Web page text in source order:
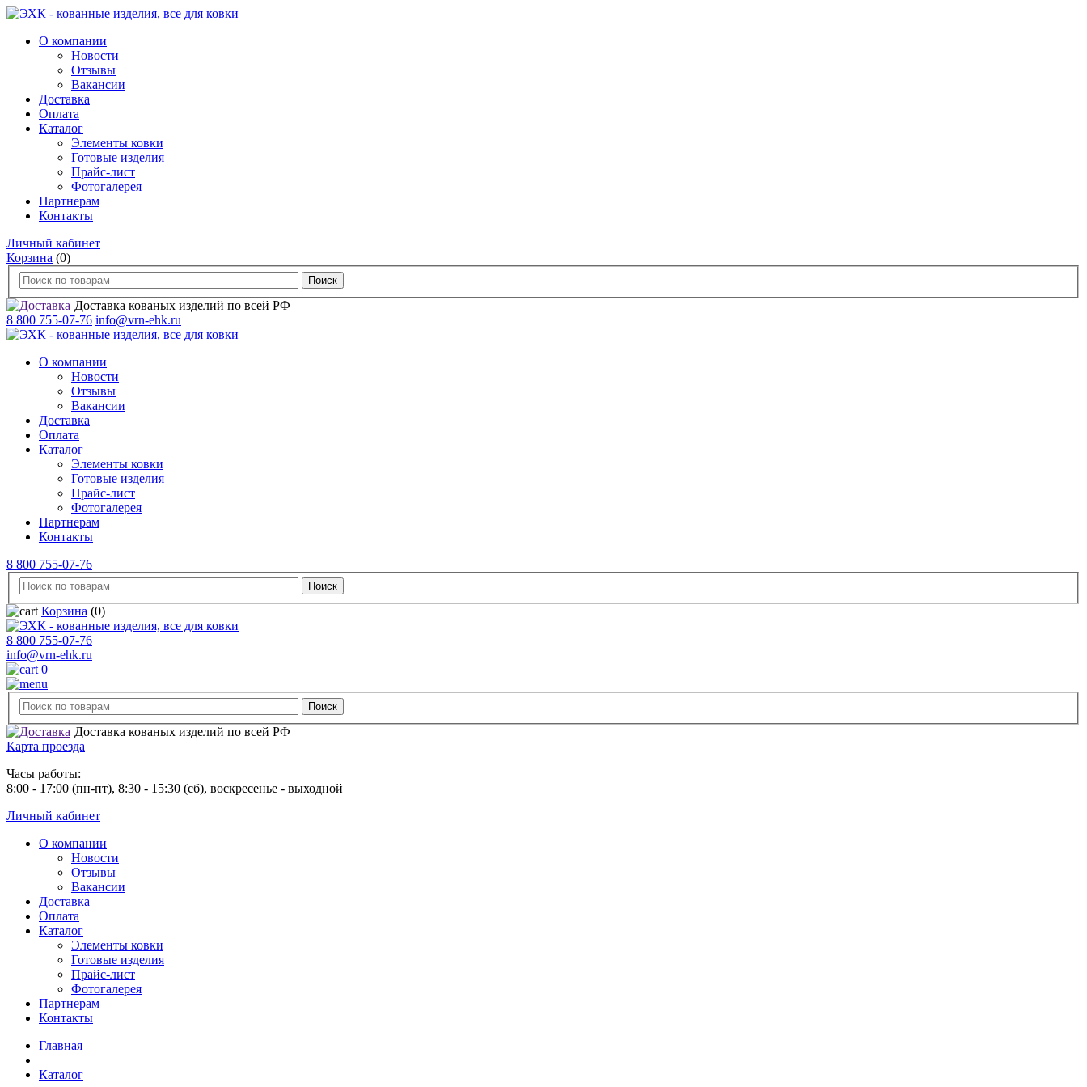
О компании
Новости
Отзывы
Вакансии
Доставка
Оплата
Каталог
Элементы ковки
Готовые изделия
Прайс-лист
Фотогалерея
Партнерам
Контакты
Личный кабинет
Корзина (0)
Доставка кованых изделий по всей РФ
8 800 755-07-76 info@vrn-ehk.ru
О компании
Новости
Отзывы
Вакансии
Доставка
Оплата
Каталог
Элементы ковки
Готовые изделия
Прайс-лист
Фотогалерея
Партнерам
Контакты
8 800 755-07-76
Корзина (0)
8 800 755-07-76
info@vrn-ehk.ru
0
Доставка кованых изделий по всей РФ
Карта проезда
Часы работы:
8:00 - 17:00 (пн-пт), 8:30 - 15:30 (сб), воскресенье - выходной
Личный кабинет
О компании
Новости
Отзывы
Вакансии
Доставка
Оплата
Каталог
Элементы ковки
Готовые изделия
Прайс-лист
Фотогалерея
Партнерам
Контакты
Главная
Каталог